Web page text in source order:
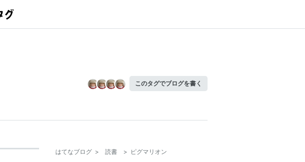
このタグでブログを書く
はてなブログ > 読書 > ピグマリオン